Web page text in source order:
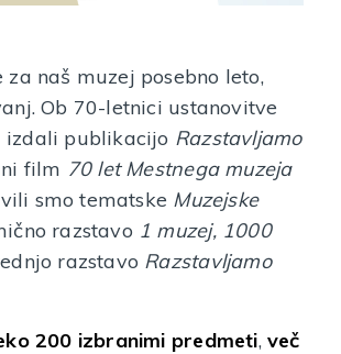
za naš muzej posebno leto,
Ob 70-letnici ustanovitve
izdali publikacijo Razstavljamo
film 70 let Mestnega muzeja
smo tematske Muzejske
razstavo 1 muzej, 1000
razstavo Razstavljamo
200 izbranimi predmeti,več